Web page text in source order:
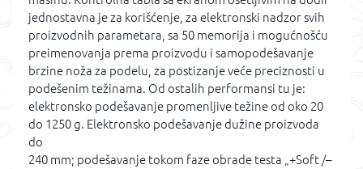
jednostavna je za korišćenje, za elektronski nadzor svih
proizvodnih parametara, sa 50 memorija i mogućnošću
preimenovanja prema proizvodu i samopodešavanje
brzine noža za podelu, za postizanje veće preciznosti u
podešenim težinama. Od ostalih performansi tu je:
elektronsko podešavanje promenljive težine od oko 20
do 1250 g. Elektronsko podešavanje dužine proizvoda
do
240 mm; podešavanje tokom faze obrade testa „+Soft /–